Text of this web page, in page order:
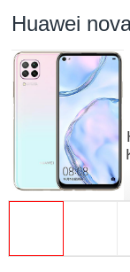
Huawei